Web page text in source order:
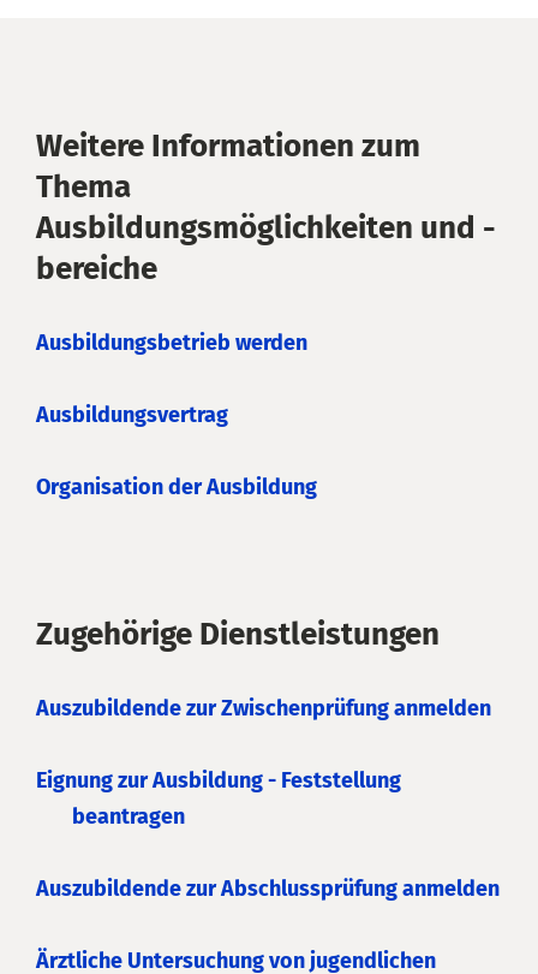
Weitere Informationen zum
Thema
Ausbildungsmöglichkeiten und -
bereiche
Ausbildungsbetrieb werden
Ausbildungsvertrag
Organisation der Ausbildung
Zugehörige Dienstleistungen
Auszubildende zur Zwischenprüfung anmelden
Eignung zur Ausbildung - Feststellung
beantragen
Auszubildende zur Abschlussprüfung anmelden
Ärztliche Untersuchung von jugendlichen